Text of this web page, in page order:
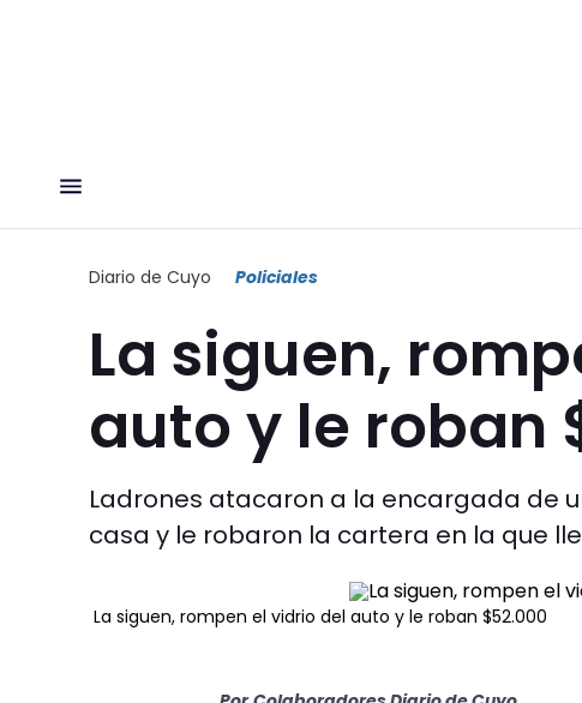
Diario de Cuyo Policiales
La siguen,
auto y le roban
Ladrones atacaron a la encargada de
casa y le robaron la cartera en la que
La siguen, rompen el vidrio del auto y le roban $52.000